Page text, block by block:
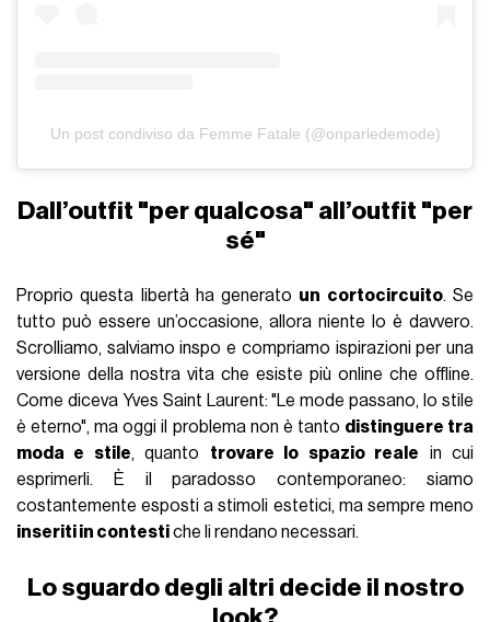
Un post condiviso da Femme Fatale (@onparledemode)
Dall’outfit "per qualcosa" all’outfit "per
sé"
Proprio questa libertà ha generato un cortocircuito. Se
tutto può essere un’occasione, allora niente lo è davvero.
Scrolliamo, salviamo inspo e compriamo ispirazioni per una
versione della nostra vita che esiste più online che offline.
Come diceva Yves Saint Laurent: "Le mode passano, lo stile
è eterno", ma oggi il problema non è tanto distinguere tra
moda e stile, quanto trovare lo spazio reale in cui
esprimerli. È il paradosso contemporaneo: siamo
costantemente esposti a stimoli estetici, ma sempre meno
inseriti in contestiche li rendano necessari.
Lo sguardo degli altri decide il nostro
look?